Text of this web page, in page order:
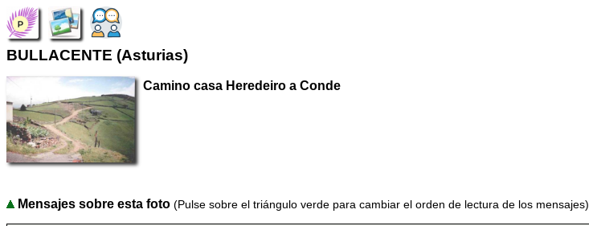
BULLACENTE (Asturias)
Camino casa Heredeiro a Conde
Mensajes sobre esta foto (Pulse sobre el triángulo verde para cambiar el orden de lectura de los mensajes)